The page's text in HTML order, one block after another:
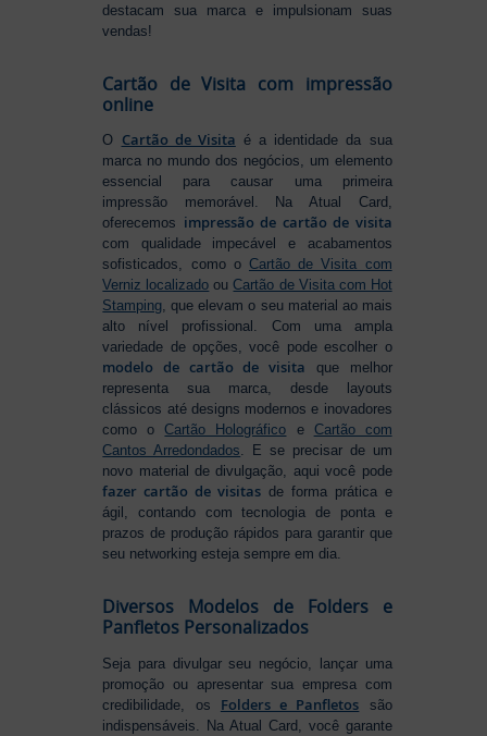
destacam sua marca e impulsionam suas
vendas!
Cartão de Visita com impressão
online
O Cartão de Visita é a identidade da sua
marca no mundo dos negócios, um elemento
essencial para causar uma primeira
impressão memorável. Na Atual Card,
oferecemos impressão de cartão de visita
com qualidade impecável e acabamentos
sofisticados, como o Cartão de Visita com
Verniz localizado ouCartão de Visita com Hot
Stamping, que elevam o seu material ao mais
alto nível profissional. Com uma ampla
variedade de opções, você pode escolher o
modelo de cartão de visita que melhor
representa sua marca, desde layouts
clássicos até designs modernos e inovadores
como oCartão Holográfico e Cartão com
Cantos Arredondados. E se precisar de um
novo material de divulgação, aqui você pode
fazer cartão de visitas de forma prática e
ágil, contando com tecnologia de ponta e
prazos de produção rápidos para garantir que
seu networking esteja sempre em dia.
Diversos Modelos de Folders e
Panfletos Personalizados
Seja para divulgar seu negócio, lançar uma
promoção ou apresentar sua empresa com
credibilidade, os Folders e Panfletos são
indispensáveis. Na Atual Card, você garante